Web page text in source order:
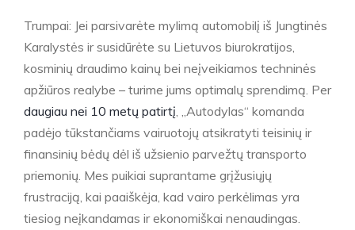
Trumpai: Jei parsivarėte mylimą automobilį iš Jungtinės
Karalystės ir susidūrėte su Lietuvos biurokratijos,
kosminių draudimo kainų bei neįveikiamos techninės
apžiūros realybe – turime jums optimalų sprendimą. Per
daugiau nei 10 metų patirtį , „Autodylas“ komanda
padėjo tūkstančiams vairuotojų atsikratyti teisinių ir
finansinių bėdų dėl iš užsienio parvežtų transporto
priemonių. Mes puikiai suprantame grįžusiųjų
frustraciją, kai paaiškėja, kad vairo perkėlimas yra
tiesiog neįkandamas ir ekonomiškai nenaudingas.